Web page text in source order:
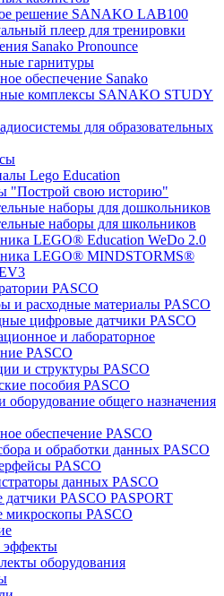
решение SANAKO LAB100
плеер для тренировки
Sanako Pronounce
гарнитуры
обеспечение Sanako
комплексы SANAKO STUDY
для образовательных
Lego Education
"Построй свою историю"
наборы для дошкольников
наборы для школьников
LEGO® Education WeDo 2.0
LEGO® MINDSTORMS®
PASCO
и расходные материалы PASCO
цифровые датчики PASCO
и лабораторное
PASCO
и структуры PASCO
пособия PASCO
общего назначения
обеспечение PASCO
и обработки данных PASCO
PASCO
данных PASCO
PASCO PASPORT
PASCO
оборудования